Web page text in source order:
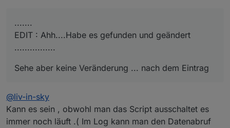
.......
EDIT : Ahh....Habe es gefunden und geändert
................
Sehe aber keine Veränderung ... nach dem Eintrag
@liv-in-sky
Kann es sein , obwohl man das Script ausschaltet es
immer noch läuft .( Im Log kann man den Datenabruf